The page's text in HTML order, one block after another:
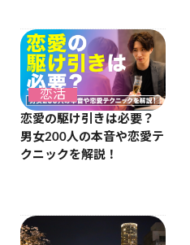
恋活
恋愛の駆け引きは必要？
男女200人の本音や恋愛テ
クニックを解説！